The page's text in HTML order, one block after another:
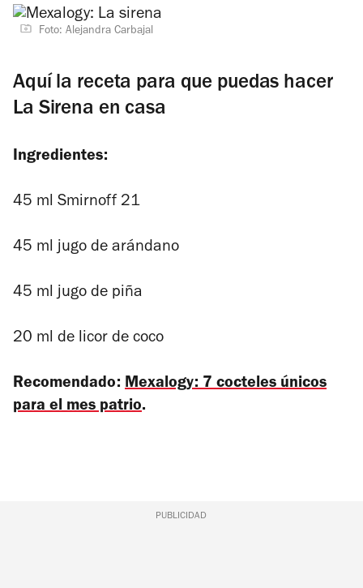
Foto: Alejandra Carbajal
Aquí la receta para que puedas hacer
La Sirena en casa
Ingredientes:
45 ml Smirnoff 21
45 ml jugo de arándano
45 ml jugo de piña
20 ml de licor de coco
Recomendado: Mexalogy: 7 cocteles únicos
para el mes patrio.
PUBLICIDAD